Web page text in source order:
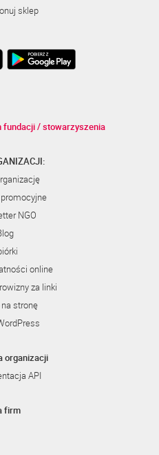
sklep
fundacji / stowarzyszenia
promocyjne
NGO
online
za linki
stronę
organizacji
API
firm